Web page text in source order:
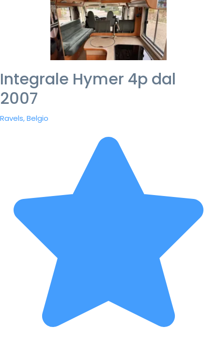
Integrale Hymer 4p dal
2007
Ravels, Belgio